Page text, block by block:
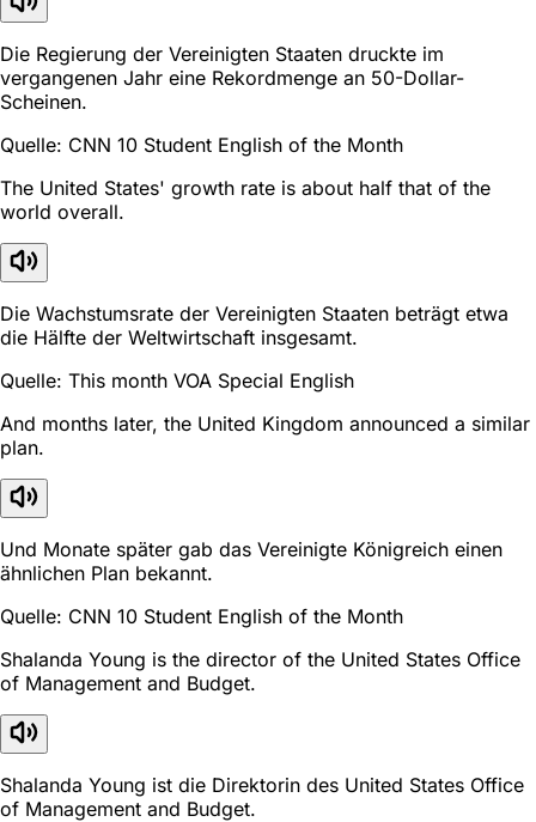
Die Regierung der Vereinigten Staaten druckte im
vergangenen Jahr eine Rekordmenge an 50-Dollar-
Scheinen.
Quelle: CNN 10 Student English of the Month
The United States' growth rate is about half that of the
world overall.
Die Wachstumsrate der Vereinigten Staaten beträgt etwa
die Hälfte der Weltwirtschaft insgesamt.
Quelle: This month VOA Special English
And months later, the United Kingdom announced a similar
plan.
Und Monate später gab das Vereinigte Königreich einen
ähnlichen Plan bekannt.
Quelle: CNN 10 Student English of the Month
Shalanda Young is the director of the United States Office
of Management and Budget.
Shalanda Young ist die Direktorin des United States Office
of Management and Budget.